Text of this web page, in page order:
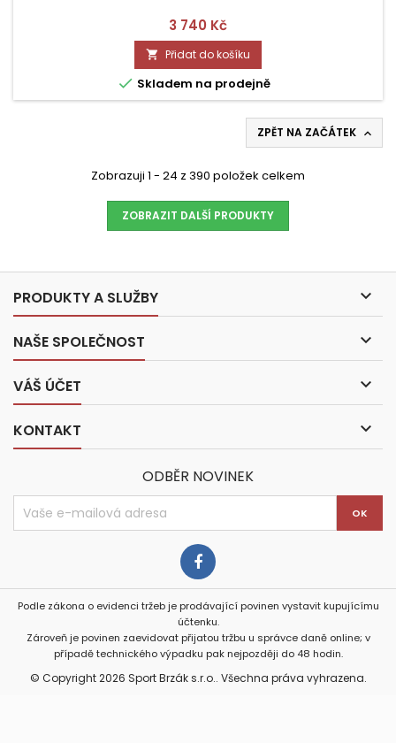
Cena
3 740 Kč
 Přidat do košíku
 Skladem na prodejně
ZPĚT NA ZAČÁTEK 
Zobrazuji 1 - 24 z 390 položek celkem
ZOBRAZIT DALŠÍ PRODUKTY
PRODUKTY A SLUŽBY 
NAŠE SPOLEČNOST 
VÁŠ ÚČET 
KONTAKT 
ODBĚR NOVINEK
Podle zákona o evidenci tržeb je prodávající povinen vystavit kupujícímu
účtenku.
Zároveň je povinen zaevidovat přijatou tržbu u správce daně online; v
případě technického výpadku pak nejpozději do 48 hodin.
© Copyright 2026 Sport Brzák s.r.o.. Všechna práva vyhrazena.